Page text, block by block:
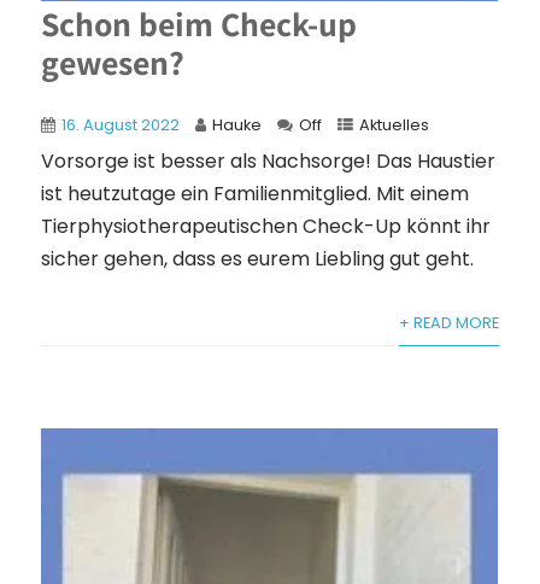
Schon beim Check-up
gewesen?
16. August 2022 Hauke Off Aktuelles
Vorsorge ist besser als Nachsorge! Das Haustier
ist heutzutage ein Familienmitglied. Mit einem
Tierphysiotherapeutischen Check-Up könnt ihr
sicher gehen, dass es eurem Liebling gut geht.
+ READ MORE